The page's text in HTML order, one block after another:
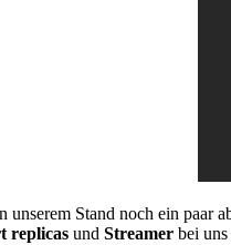
unserem Stand noch ein paar
replicas und Streamer bei